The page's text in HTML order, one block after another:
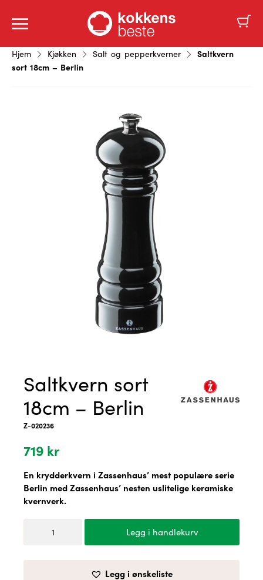
Hjem Kjøkken Salt og pepperkverner
Saltkvern
sort 18cm – Berlin
Saltkvern sort
18cm – Berlin
Z-020236
719 kr
En krydderkvern i Zassenhaus’ mest populære serie
Berlin med Zassenhaus’ nesten uslitelige keramiske
kvernverk.
Legg i handlekurv
Legg i ønskeliste